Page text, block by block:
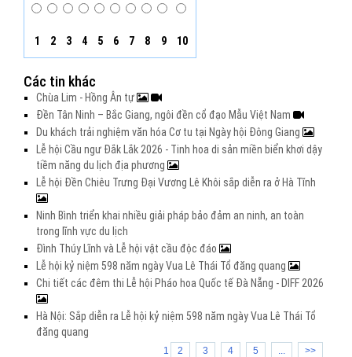
1 2 3 4 5 6 7 8 9 10
Các tin khác
Chùa Lim - Hồng Ân tự
Đền Tân Ninh – Bắc Giang, ngôi đền cổ đạo Mẫu Việt Nam
Du khách trải nghiệm văn hóa Cơ tu tại Ngày hội Đông Giang
Lễ hội Cầu ngư Đắk Lắk 2026 - Tinh hoa di sản miền biển khơi dậy
tiềm năng du lịch địa phương
Lễ hội Đền Chiêu Trưng Đại Vương Lê Khôi sắp diễn ra ở Hà Tĩnh
Ninh Bình triển khai nhiều giải pháp bảo đảm an ninh, an toàn
trong lĩnh vực du lịch
Đình Thúy Lĩnh và Lễ hội vật cầu độc đáo
Lễ hội kỷ niệm 598 năm ngày Vua Lê Thái Tổ đăng quang
Chi tiết các đêm thi Lễ hội Pháo hoa Quốc tế Đà Nẵng - DIFF 2026
Hà Nội: Sắp diễn ra Lễ hội kỷ niệm 598 năm ngày Vua Lê Thái Tổ
đăng quang
1 2 3 4 5 ... >>